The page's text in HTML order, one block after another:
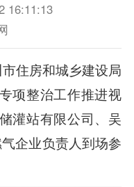
16:11:13
住房和城乡建设局
项整治工作推进视
灌站有限公司、吴
企业负责人到场参